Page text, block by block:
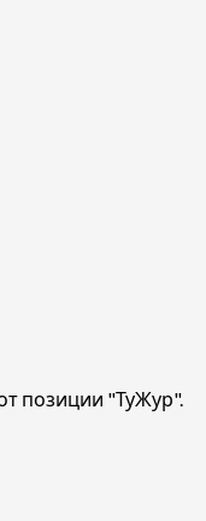
позиции "ТуЖур".